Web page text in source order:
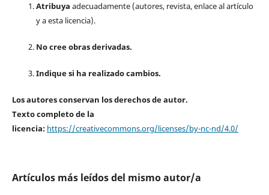
Atribuya adecuadamente (autores, revista, enlace al artículo
y a esta licencia).
No cree obras derivadas.
Indique si ha realizado cambios.
Los autores conservan los derechos de autor.
Texto completo de la
licencia: https://creativecommons.org/licenses/by-nc-nd/4.0/
Artículos más leídos del mismo autor/a